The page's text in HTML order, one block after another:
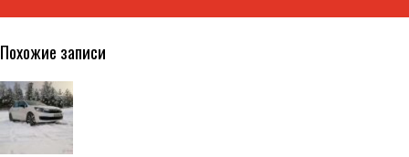
Похожие записи